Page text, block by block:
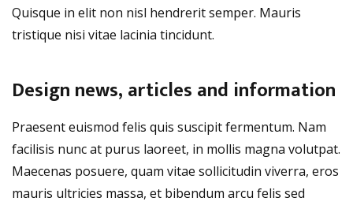
Quisque in elit non nisl hendrerit semper. Mauris
tristique nisi vitae lacinia tincidunt.
Design news, articles and information
Praesent euismod felis quis suscipit fermentum. Nam
facilisis nunc at purus laoreet, in mollis magna volutpat.
Maecenas posuere, quam vitae sollicitudin viverra, eros
mauris ultricies massa, et bibendum arcu felis sed